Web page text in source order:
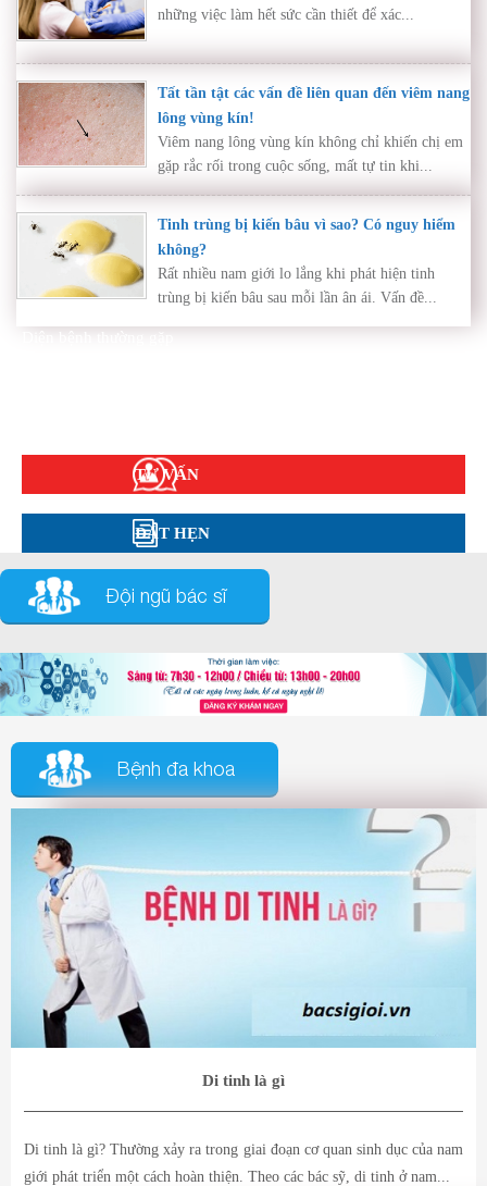
những việc làm hết sức cần thiết để xác...
Tất tần tật các vấn đề liên quan đến viêm nang
lông vùng kín!
Viêm nang lông vùng kín không chỉ khiến chị em
gặp rắc rối trong cuộc sống, mất tự tin khi...
Tinh trùng bị kiến bâu vì sao? Có nguy hiểm
không?
Rất nhiều nam giới lo lắng khi phát hiện tinh
trùng bị kiến bâu sau mỗi lần ân ái. Vấn đề...
TƯ VẤN
ĐẶT HẸN
Đội ngũ bác sĩ
Bệnh đa khoa
Di tinh là gì
Di tinh là gì? Thường xảy ra trong giai đoạn cơ quan sinh dục của nam
giới phát triển một cách hoàn thiện. Theo các bác sỹ, di tinh ở nam...